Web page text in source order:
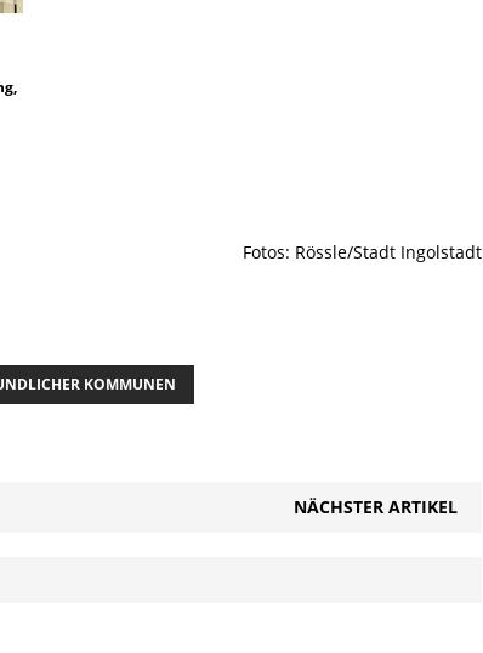
Fotos: Rössle/Stadt Ingolstadt
KOMMUNEN
NÄCHSTER ARTIKEL